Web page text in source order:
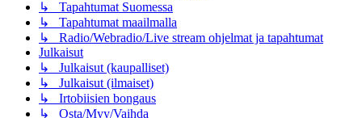
↳ Tapahtumat Suomessa
↳ Tapahtumat maailmalla
↳ Radio/Webradio/Live stream ohjelmat ja tapahtumat
Julkaisut
↳ Julkaisut (kaupalliset)
↳ Julkaisut (ilmaiset)
↳ Irtobiisien bongaus
↳ Osta/Myy/Vaihda